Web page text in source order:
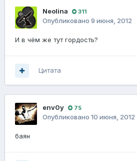
Neolina 311
Опубликовано 9 июня, 2012
И в чём же тут гордость?
Цитата
env0y 75
Опубликовано 10 июня, 2012
баян